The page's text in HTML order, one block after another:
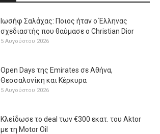
Ιωσήφ Σαλάχας: Ποιος ήταν ο Έλληνας
σχεδιαστής που θαύμασε ο Christian Dior
5 Αυγούστου 2026
Open Days της Emirates σε Αθήνα,
Θεσσαλονίκη και Κέρκυρα
5 Αυγούστου 2026
Κλείδωσε το deal των €300 εκατ. του Aktor
με τη Μotor Oil